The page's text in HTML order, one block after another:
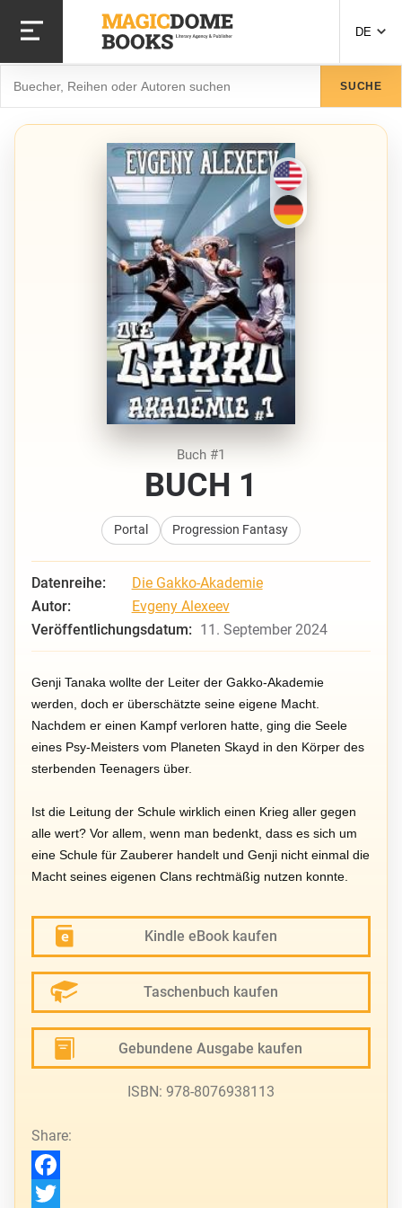
DE
SUCHE
Buch #1
BUCH 1
Portal Progression Fantasy
Datenreihe:
Die Gakko-Akademie
Autor:
Evgeny Alexeev
Veröffentlichungsdatum: 11. September 2024
Genji Tanaka wollte der Leiter der Gakko-Akademie
werden, doch er überschätzte seine eigene Macht.
Nachdem er einen Kampf verloren hatte, ging die Seele
eines Psy-Meisters vom Planeten Skayd in den Körper des
sterbenden Teenagers über.
Ist die Leitung der Schule wirklich einen Krieg aller gegen
alle wert? Vor allem, wenn man bedenkt, dass es sich um
eine Schule für Zauberer handelt und Genji nicht einmal die
Macht seines eigenen Clans rechtmäßig nutzen konnte.
Kindle eBook kaufen
Taschenbuch kaufen
Gebundene Ausgabe kaufen
ISBN: 978-8076938113
Share:
Facebook